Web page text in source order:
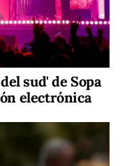
sud' de Sopa
electrónica